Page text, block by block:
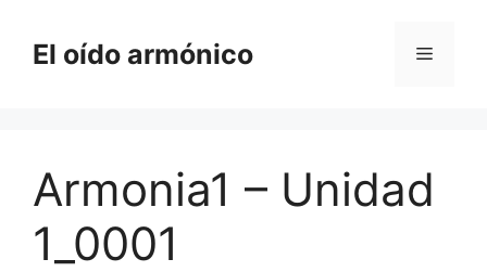
contenido
El oído armónico Menú
Armonia1 – Unidad
1_0001